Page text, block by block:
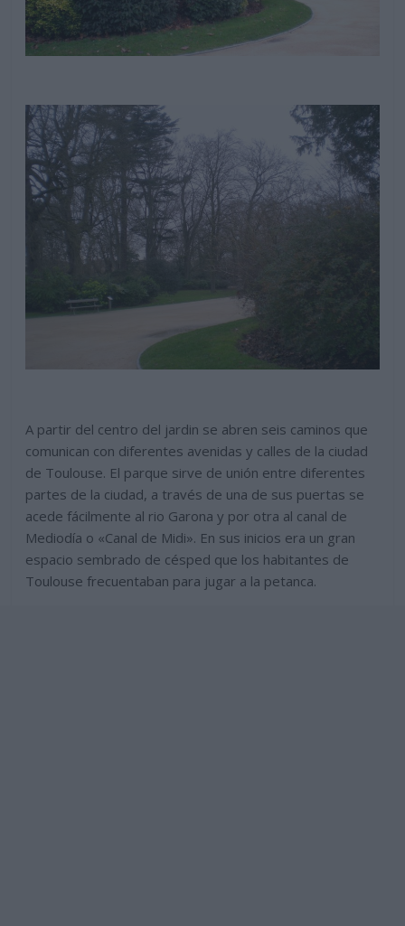
A partir del centro del jardin se abren seis caminos que
comunican con diferentes avenidas y calles de la ciudad
de Toulouse. El parque sirve de unión entre diferentes
partes de la ciudad, a través de una de sus puertas se
acede fácilmente al rio Garona y por otra al canal de
Mediodía o «Canal de Midi». En sus inicios era un gran
espacio sembrado de césped que los habitantes de
Toulouse frecuentaban para jugar a la petanca.